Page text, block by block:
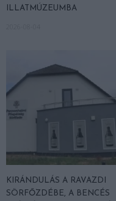
ILLATMÚZEUMBA
KIRÁNDULÁS A RAVAZDI
SÖRFŐZDÉBE, A BENCÉS